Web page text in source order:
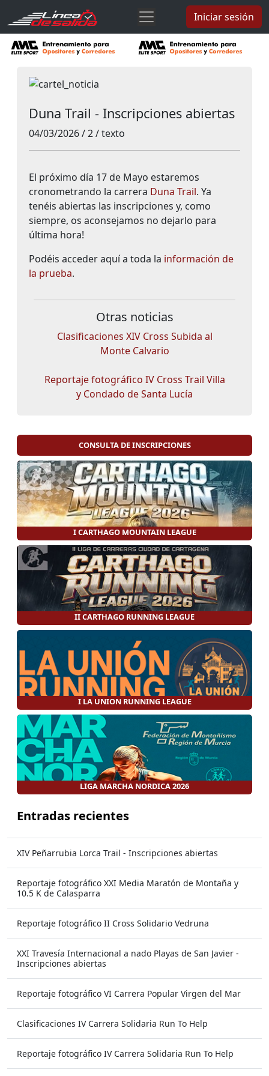
Iniciar sesión
Duna Trail - Inscripciones abiertas
04/03/2026 / 2 / texto
El próximo día 17 de Mayo estaremos
cronometrando la carrera Duna Trail. Ya
tenéis abiertas las inscripciones y, como
siempre, os aconsejamos no dejarlo para
última hora!
Podéis acceder aquí a toda la información de
la prueba.
Otras noticias
Clasificaciones XIV Cross Subida al
Monte Calvario
Reportaje fotográfico IV Cross Trail Villa
y Condado de Santa Lucía
CONSULTA DE INSCRIPCIONES
I CARTHAGO MOUNTAIN LEAGUE
II CARTHAGO RUNNING LEAGUE
I LA UNION RUNNING LEAGUE
LIGA MARCHA NORDICA 2026
Entradas recientes
XIV Peñarrubia Lorca Trail - Inscripciones abiertas
Reportaje fotográfico XXI Media Maratón de Montaña y
10.5 K de Calasparra
Reportaje fotográfico II Cross Solidario Vedruna
XXI Travesía Internacional a nado Playas de San Javier -
Inscripciones abiertas
Reportaje fotográfico VI Carrera Popular Virgen del Mar
Clasificaciones IV Carrera Solidaria Run To Help
Reportaje fotográfico IV Carrera Solidaria Run To Help